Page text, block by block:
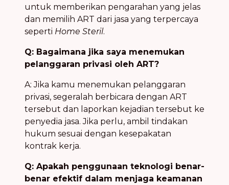
untuk memberikan pengarahan yang jelas
dan memilih ART dari jasa yang terpercaya
seperti Home Steril.
Q: Bagaimana jika saya menemukan
pelanggaran privasi oleh ART?
A: Jika kamu menemukan pelanggaran
privasi, segeralah berbicara dengan ART
tersebut dan laporkan kejadian tersebut ke
penyedia jasa. Jika perlu, ambil tindakan
hukum sesuai dengan kesepakatan
kontrak kerja.
Q: Apakah penggunaan teknologi benar-
benar efektif dalam menjaga keamanan